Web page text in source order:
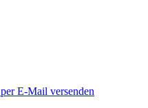
E-Mail versenden